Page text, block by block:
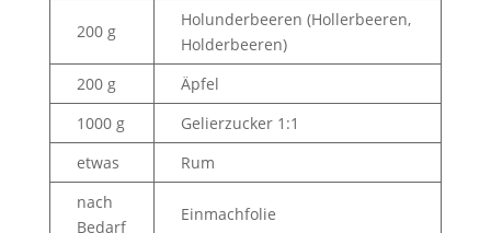
200 g
Holunderbeeren (Hollerbeeren,
Holderbeeren)
200 g
Äpfel
1000 g
Gelierzucker 1:1
etwas
Rum
nach
Bedarf
Einmachfolie